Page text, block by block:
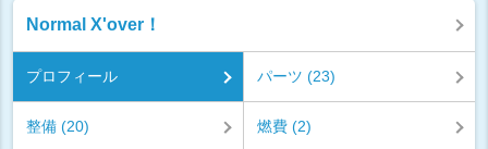
Normal X'over！
プロフィール パーツ (23)
整備 (20) 燃費 (2)